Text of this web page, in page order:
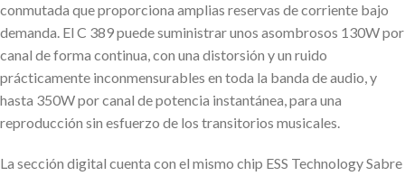
conmutada que proporciona amplias reservas de corriente bajo
demanda. El C 389 puede suministrar unos asombrosos 130W por
canal de forma continua, con una distorsión y un ruido
prácticamente inconmensurables en toda la banda de audio, y
hasta 350W por canal de potencia instantánea, para una
reproducción sin esfuerzo de los transitorios musicales.
La sección digital cuenta con el mismo chip ESS Technology Sabre